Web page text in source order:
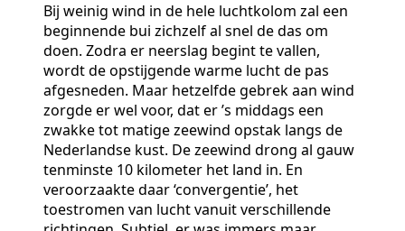
Bij weinig wind in de hele luchtkolom zal een
beginnende bui zichzelf al snel de das om
doen. Zodra er neerslag begint te vallen,
wordt de opstijgende warme lucht de pas
afgesneden. Maar hetzelfde gebrek aan wind
zorgde er wel voor, dat er ’s middags een
zwakke tot matige zeewind opstak langs de
Nederlandse kust. De zeewind drong al gauw
tenminste 10 kilometer het land in. En
veroorzaakte daar ‘convergentie’, het
toestromen van lucht vanuit verschillende